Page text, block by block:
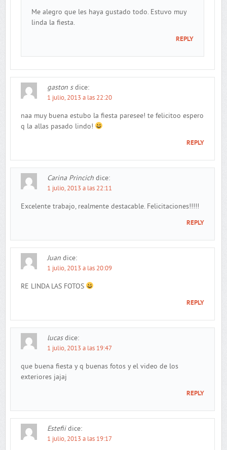
Me alegro que les haya gustado todo. Estuvo muy
linda la fiesta.
REPLY
gaston s dice:
1 julio, 2013 a las 22:20
naa muy buena estubo la fiesta paresee! te felicitoo espero
q la allas pasado lindo!
REPLY
Carina Princich dice:
1 julio, 2013 a las 22:11
Excelente trabajo, realmente destacable. Felicitaciones!!!!!
REPLY
Juan dice:
1 julio, 2013 a las 20:09
RE LINDA LAS FOTOS
REPLY
lucas dice:
1 julio, 2013 a las 19:47
que buena fiesta y q buenas fotos y el video de los
exteriores jajaj
REPLY
Estefii dice:
1 julio, 2013 a las 19:17